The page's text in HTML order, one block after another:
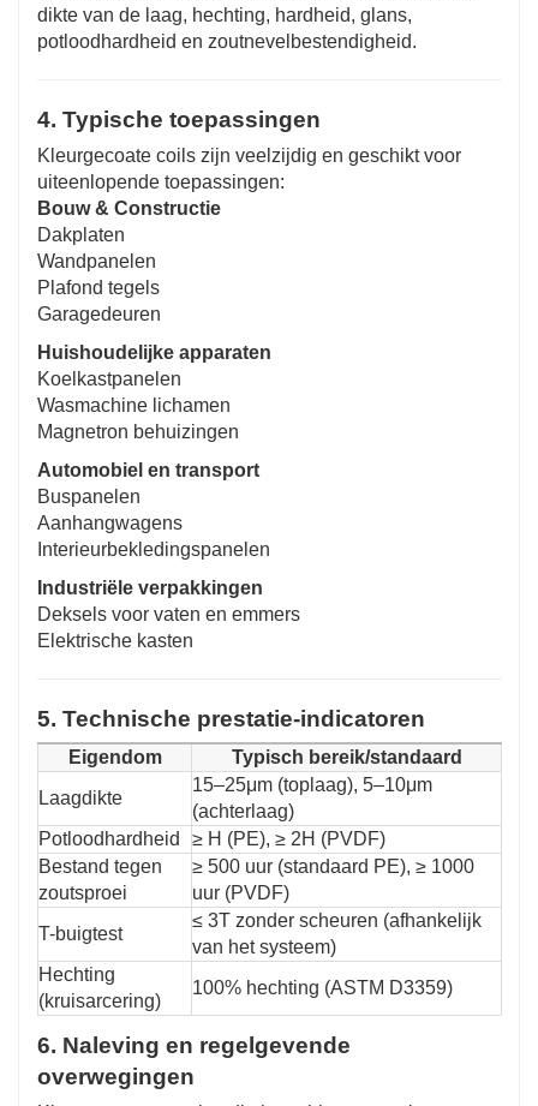
dikte van de laag, hechting, hardheid, glans,
potloodhardheid en zoutnevelbestendigheid.
4. Typische toepassingen
Kleurgecoate coils zijn veelzijdig en geschikt voor
uiteenlopende toepassingen:
Bouw & Constructie
Dakplaten
Wandpanelen
Plafond tegels
Garagedeuren
Huishoudelijke apparaten
Koelkastpanelen
Wasmachine lichamen
Magnetron behuizingen
Automobiel en transport
Buspanelen
Aanhangwagens
Interieurbekledingspanelen
Industriële verpakkingen
Deksels voor vaten en emmers
Elektrische kasten
5. Technische prestatie-indicatoren
Eigendom
Typisch bereik/standaard
Laagdikte
15–25μm (toplaag), 5–10μm
(achterlaag)
Potloodhardheid
≥ H (PE), ≥ 2H (PVDF)
Bestand tegen
zoutsproei
≥ 500 uur (standaard PE), ≥ 1000
uur (PVDF)
T-buigtest
≤ 3T zonder scheuren (afhankelijk
van het systeem)
Hechting
(kruisarcering)
100% hechting (ASTM D3359)
6. Naleving en regelgevende
overwegingen